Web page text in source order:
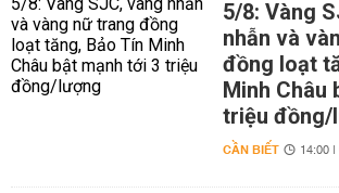
5/8: Vàng
nhẫn và
đồng loạt
Minh Châu
triệu đồng/
CẦN BIẾT 14:00